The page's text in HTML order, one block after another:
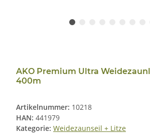
AKO Premium Ultra
400m
Artikelnummer: 10218
HAN: 441979
Kategorie: Weidezaunseil + Litze